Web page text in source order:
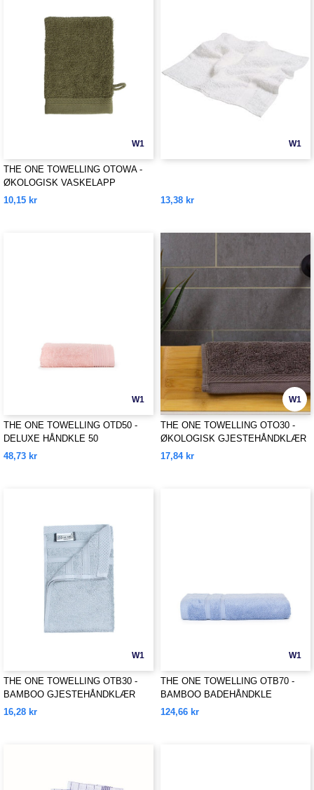
W1
THE ONE TOWELLING OTOWA -
ØKOLOGISK VASKELAPP
10,15 kr
W1
13,38 kr
W1
THE ONE TOWELLING OTD50 -
DELUXE HÅNDKLE 50
48,73 kr
W1
THE ONE TOWELLING OTO30 -
ØKOLOGISK GJESTEHÅNDKLÆR
17,84 kr
W1
THE ONE TOWELLING OTB30 -
BAMBOO GJESTEHÅNDKLÆR
16,28 kr
W1
THE ONE TOWELLING OTB70 -
BAMBOO BADEHÅNDKLE
124,66 kr